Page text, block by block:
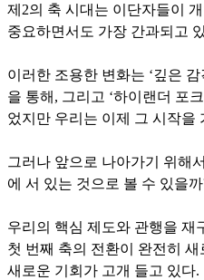
제2의 축 시대는 이단자들이
중요하면서도 가장 간과되고
이러한 조용한 변화는 ‘깊은 감
을 통해, 그리고 ‘하이랜더 포
었지만 우리는 이제 그 시작을
그러나 앞으로 나아가기 위해
에 서 있는 것으로 볼 수 있을까
우리의 핵심 제도와 관행을 재
첫 번째 축의 전환이 완전히
새로운 기회가 고개 들고 있다.